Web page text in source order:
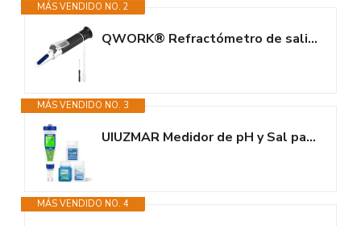
MÁS VENDIDO NO. 2
QWORK® Refractómetro de salinidad, hidrómetro probador de Agua Salada de...
MÁS VENDIDO NO. 3
UIUZMAR Medidor de pH y Sal para Piscinas con Solución de Calibración,...
MÁS VENDIDO NO. 4